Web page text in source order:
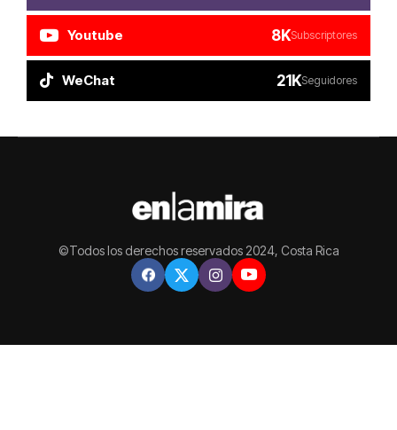
Youtube 8KSubscriptores
WeChat 21KSeguidores
©Todos los derechos reservados 2024, Costa Rica